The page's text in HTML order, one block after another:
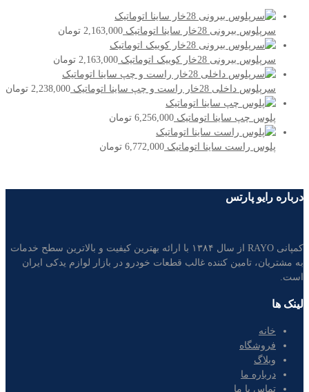
سرپلوس بیرونی 28خار ساینا اتوماتیک 2,163,000 تومان
سرپلوس بیرونی 28خار کوییک اتوماتیک 2,163,000 تومان
سرپلوس داخلی 28خار راست و چپ ساینا اتوماتیک 2,238,000 تومان
پلوس چپ ساینا اتوماتیک 6,256,000 تومان
پلوس راست ساینا اتوماتیک 6,772,000 تومان
درباره رایو پارتس
کمپانی RAYO از سال ۱۳۸۴ با ارائه بهترین کیفیت و بالاترین سطح خدمات
به مشتریان، تامین کننده غالب قطعات خودرو در بازار لوازم یدکی ایران
است.
لینک ها
خانه
فروشگاه
وبلاگ
درباره ما
تماس با ما